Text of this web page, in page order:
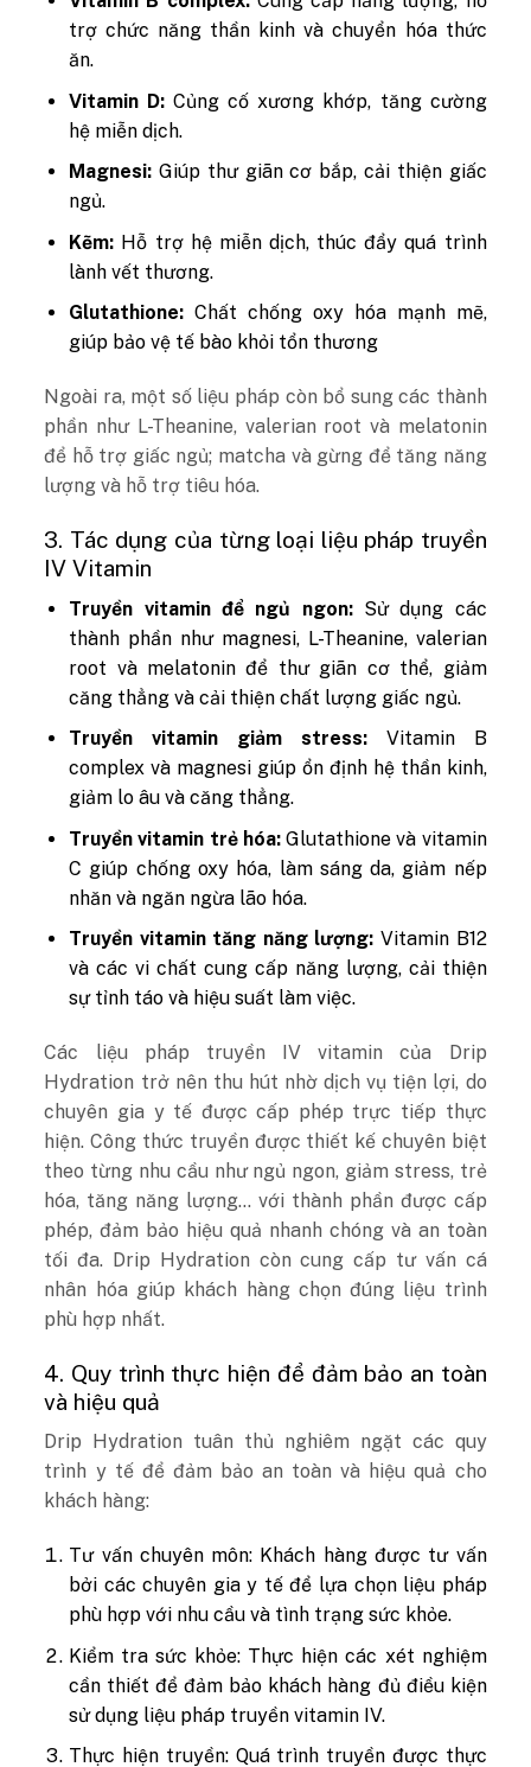
trợ chức năng thần kinh và chuyển hóa thức
ăn.
Vitamin D: Củng cố xương khớp, tăng cường
hệ miễn dịch.
Magnesi:Giúp thư giãn cơ bắp, cải thiện giấc
ngủ.
Kẽm: Hỗ trợ hệ miễn dịch, thúc đẩy quá trình
lành vết thương.
Glutathione: Chất chống oxy hóa mạnh mẽ,
giúp bảo vệ tế bào khỏi tổn thương
Ngoài ra, một số liệu pháp còn bổ sung các thành
phần như L-Theanine, valerian root và melatonin
để hỗ trợ giấc ngủ; matcha và gừng để tăng năng
lượng và hỗ trợ tiêu hóa.
3. Tác dụng của từng loại liệu pháp truyền
IV Vitamin
Truyền vitamin để ngủ ngon: Sử dụng các
thành phần như magnesi, L-Theanine, valerian
root và melatonin để thư giãn cơ thể, giảm
căng thẳng và cải thiện chất lượng giấc ngủ.
Truyền vitamin giảm stress: Vitamin B
complex và magnesi giúp ổn định hệ thần kinh,
giảm lo âu và căng thẳng.
Truyền vitamin trẻ hóa:Glutathione và vitamin
C giúp chống oxy hóa, làm sáng da, giảm nếp
nhăn và ngăn ngừa lão hóa.
Truyền vitamin tăng năng lượng: Vitamin B12
và các vi chất cung cấp năng lượng, cải thiện
sự tỉnh táo và hiệu suất làm việc.
Các liệu pháp truyền IV vitamin của Drip
Hydration trở nên thu hút nhờ dịch vụ tiện lợi, do
chuyên gia y tế được cấp phép trực tiếp thực
hiện. Công thức truyền được thiết kế chuyên biệt
theo từng nhu cầu như ngủ ngon, giảm stress, trẻ
hóa, tăng năng lượng… với thành phần được cấp
phép, đảm bảo hiệu quả nhanh chóng và an toàn
tối đa. Drip Hydration còn cung cấp tư vấn cá
nhân hóa giúp khách hàng chọn đúng liệu trình
phù hợp nhất.
4. Quy trình thực hiện để đảm bảo an toàn
và hiệu quả
Drip Hydration tuân thủ nghiêm ngặt các quy
trình y tế để đảm bảo an toàn và hiệu quả cho
khách hàng:
Tư vấn chuyên môn: Khách hàng được tư vấn
bởi các chuyên gia y tế để lựa chọn liệu pháp
phù hợp với nhu cầu và tình trạng sức khỏe.
Kiểm tra sức khỏe: Thực hiện các xét nghiệm
cần thiết để đảm bảo khách hàng đủ điều kiện
sử dụng liệu pháp truyền vitamin IV.
Thực hiện truyền: Quá trình truyền được thực